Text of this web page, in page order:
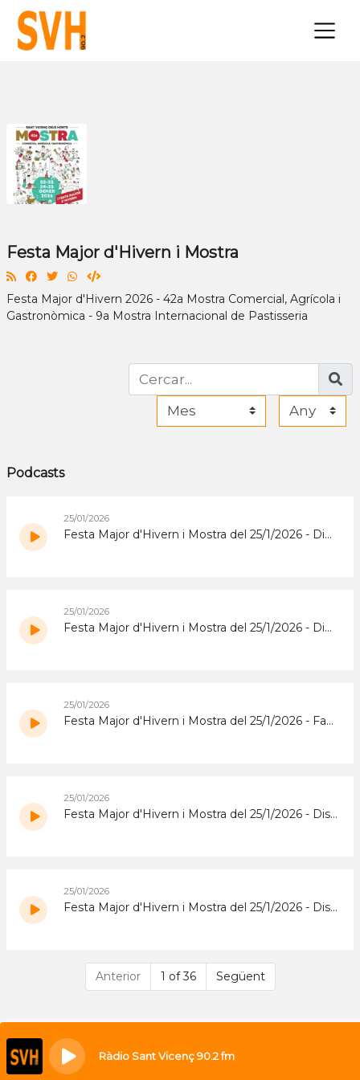
×
Festa Major d'Hivern i Mostra
Festa Major d'Hivern 2026 - 42a Mostra Comercial, Agrícola i
Gastronòmica - 9a Mostra Internacional de Pastisseria
Podcasts
25/01/2026
Festa Major d'Hivern i Mostra del 25/1/2026 - Diumenge Tarda
25/01/2026
Festa Major d'Hivern i Mostra del 25/1/2026 - Diumenge matí
25/01/2026
Festa Major d'Hivern i Mostra del 25/1/2026 - Fava de Cacau
25/01/2026
Festa Major d'Hivern i Mostra del 25/1/2026 - Dissabte Tarda
25/01/2026
Festa Major d'Hivern i Mostra del 25/1/2026 - Dissabte Matí
Anterior 1 of 36 Següent
Ràdio Sant Vicenç 90.2 fm